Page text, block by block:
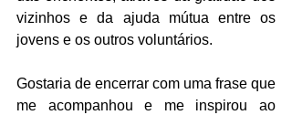
vizinhos e da ajuda mútua entre os
jovens e os outros voluntários.
Gostaria de encerrar com uma frase que
me acompanhou e me inspirou ao